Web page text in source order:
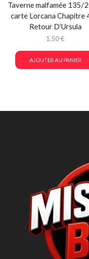
Taverne malfamée 135/
carte Lorcana Chapitre
Retour D’Ursula
1,50€
AJOUTER AU PANIER